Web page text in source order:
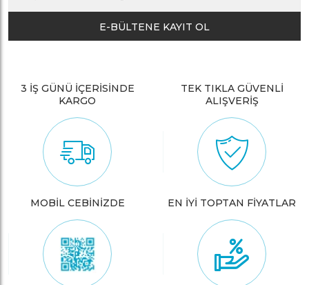
E-BÜLTENE KAYIT OL
3 İŞ GÜNÜ İÇERİSİNDE
KARGO
TEK TIKLA GÜVENLİ
ALIŞVERİŞ
MOBİL CEBİNİZDE EN İYİ TOPTAN FİYATLAR